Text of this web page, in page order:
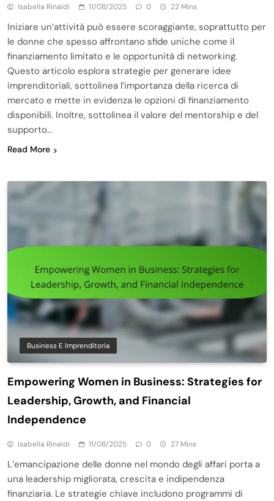
Isabella Rinaldi 11/08/2025 0 22 Mins
Iniziare un’attività può essere scoraggiante, soprattutto per
le donne che spesso affrontano sfide uniche come il
finanziamento limitato e le opportunità di networking.
Questo articolo esplora strategie per generare idee
imprenditoriali, sottolinea l’importanza della ricerca di
mercato e mette in evidenza le opzioni di finanziamento
disponibili. Inoltre, sottolinea il valore del mentorship e del
supporto…
Read More
Business E Imprenditoria
Empowering Women in Business: Strategies for
Leadership, Growth, and Financial
Independence
Isabella Rinaldi 11/08/2025 0 27 Mins
L’emancipazione delle donne nel mondo degli affari porta a
una leadership migliorata, crescita e indipendenza
finanziaria. Le strategie chiave includono programmi di